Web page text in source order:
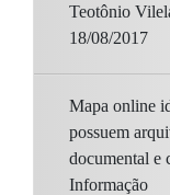
Teotônio
18/08/2017
Mapa online
possuem
documental e
Informação